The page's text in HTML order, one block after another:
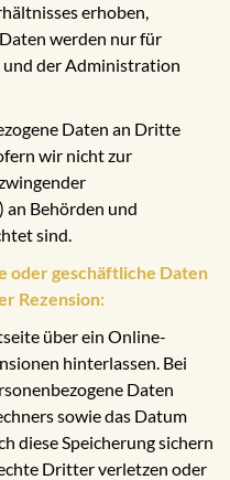
erhoben,
werden nur für
und der Administration
Daten an Dritte
wir nicht zur
Behörden und
sind.
oder geschäftliche Daten
Rezension:
über ein Online-
hinterlassen. Bei
Daten
sowie das Datum
diese Speicherung sichern
Dritter verletzen oder